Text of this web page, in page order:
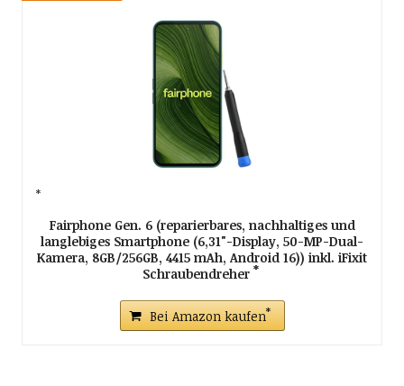
Fairphone Gen. 6 (reparierbares, nachhaltiges und
langlebiges Smartphone (6,31"-Display, 50-MP-Dual-
Kamera, 8GB/256GB, 4415 mAh, Android 16)) inkl. iFixit
Schraubendreher
Bei Amazon kaufen